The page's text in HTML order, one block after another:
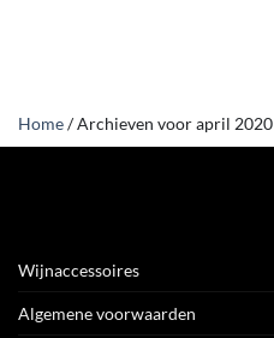
Home/Archieven voor april 2020
Wijnaccessoires
Algemene voorwaarden